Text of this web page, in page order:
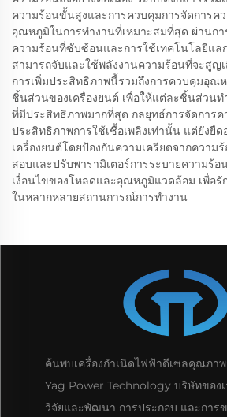
ความร้อนขั้นสูงและการควบคุมการจัดการค
อุณหภูมิในการทำงานที่เหมาะสมที่สุด ผ่านก
ความร้อนที่ซับซ้อนและการใช้เทคโนโลยีแล
สามารถจับและใช้พลังงานความร้อนที่จะสูญ
การเพิ่มประสิทธิภาพนี้รวมถึงการควบคุมอุณ
ชิ้นส่วนของเครื่องยนต์ เพื่อให้แต่ละชิ้นส่วน
ที่มีประสิทธิภาพมากที่สุด กลยุทธ์การจัดการค
ประสิทธิภาพการใช้เชื้อเพลิงเท่านั้น แต่ยังยืด
เครื่องยนต์โดยป้องกันความเครียดจากความ
สอบและปรับพารามิเตอร์การระบายความร้อ
เงื่อนไขของโหลดและอุณหภูมิแวดล้อม เพื่อ
ในหลากหลายสถานการณ์การทำงาน
ค้นพบเครื่องกำเนิดไฟฟ้าดีเซลคุณภา
Yag Power Technology บริษัทของ
วิจัยและพัฒนา การประกอบ และการ